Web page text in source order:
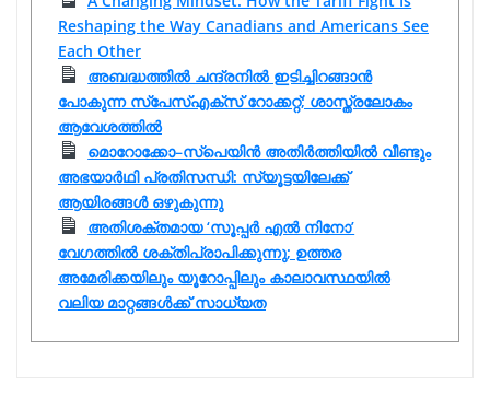
Reshaping the Way Canadians and Americans See
Each Other
അബദ്ധത്തിൽ ചന്ദ്രനിൽ ഇടിച്ചിറങ്ങാൻ
പോകുന്ന സ്പേസ്‌എക്‌സ് റോക്കറ്റ്; ശാസ്ത്രലോകം
ആവേശത്തിൽ
മൊറോക്കോ–സ്‌പെയിൻ അതിർത്തിയിൽ വീണ്ടും
അഭയാർഥി പ്രതിസന്ധി: സ്യൂട്ടയിലേക്ക്
ആയിരങ്ങൾ ഒഴുകുന്നു
അതിശക്തമായ ‘സൂപ്പർ എൽ നിനോ’
വേഗത്തിൽ ശക്തിപ്രാപിക്കുന്നു; ഉത്തര
അമേരിക്കയിലും യൂറോപ്പിലും കാലാവസ്ഥയിൽ
വലിയ മാറ്റങ്ങൾക്ക് സാധ്യത